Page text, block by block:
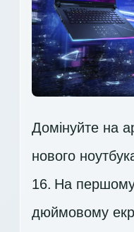
Домінуйте на
нового
16. На першому
дюймовому